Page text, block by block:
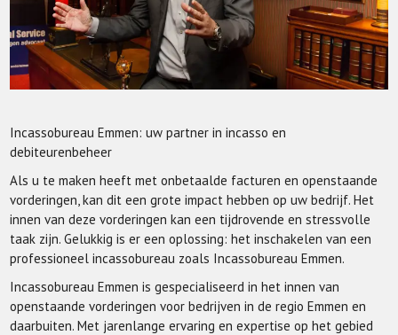
Incassobureau Emmen: uw partner in incasso en
debiteurenbeheer
Als u te maken heeft met onbetaalde facturen en openstaande
vorderingen, kan dit een grote impact hebben op uw bedrijf. Het
innen van deze vorderingen kan een tijdrovende en stressvolle
taak zijn. Gelukkig is er een oplossing: het inschakelen van een
professioneel incassobureau zoals Incassobureau Emmen.
Incassobureau Emmen is gespecialiseerd in het innen van
openstaande vorderingen voor bedrijven in de regio Emmen en
daarbuiten. Met jarenlange ervaring en expertise op het gebied